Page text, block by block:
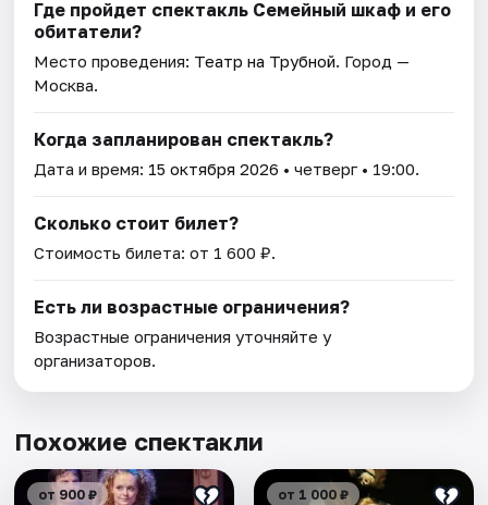
Где пройдет спектакль Семейный шкаф и его
обитатели?
Место проведения: Театр на Трубной. Город —
Москва.
Когда запланирован спектакль?
Дата и время: 15 октября 2026 • четверг • 19:00.
Сколько стоит билет?
Стоимость билета: от 1 600 ₽.
Есть ли возрастные ограничения?
Возрастные ограничения уточняйте у
организаторов.
Похожие спектакли
от 900 ₽ от 1 000 ₽